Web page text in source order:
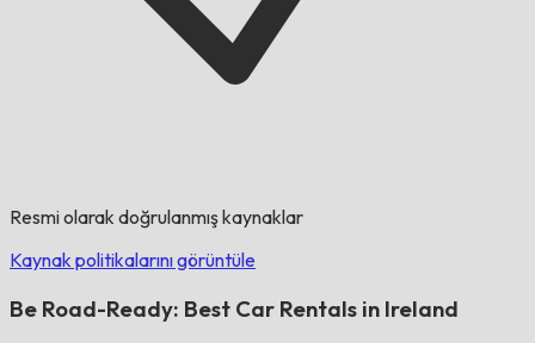
Resmi olarak doğrulanmış kaynaklar
Kaynak politikalarını görüntüle
Be Road-Ready: Best Car Rentals in Ireland